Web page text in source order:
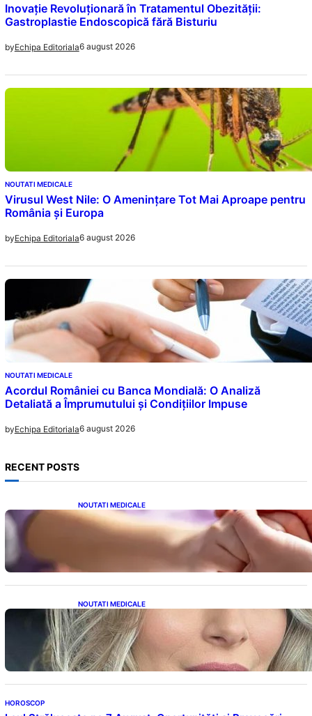
Inovație Revoluționară în Tratamentul Obezității:
Gastroplastie Endoscopică fără Bisturiu
byEchipa Editoriala6 august 2026
NOUTATI MEDICALE
Virusul West Nile: O Amenințare Tot Mai Aproape pentru
România și Europa
byEchipa Editoriala6 august 2026
NOUTATI MEDICALE
Acordul României cu Banca Mondială: O Analiză
Detaliată a Împrumutului și Condițiilor Impuse
byEchipa Editoriala6 august 2026
RECENT POSTS
NOUTATI MEDICALE
Creșterea alarmantă a cancerului la tineri: o
analiză detaliată a tendințelor globale
NOUTATI MEDICALE
Laura Cosoi și Povestea Maternității: O
Călătorie Plină de Dragoste și Provocări
HOROSCOP